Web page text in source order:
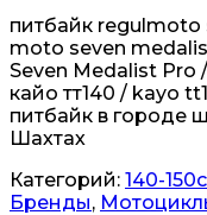
питбайк regulmoto
moto seven
Seven Medalist Pro
кайо тт140 / kayo
питбайк в городе
Шахтах
Категорий: 140-
Бренды,